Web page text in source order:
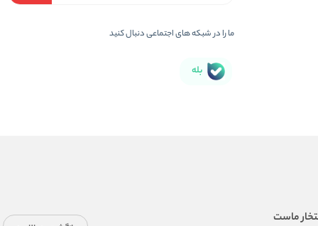
ما را در شبکه های اجتماعی دنبال کنید
بله
ماست